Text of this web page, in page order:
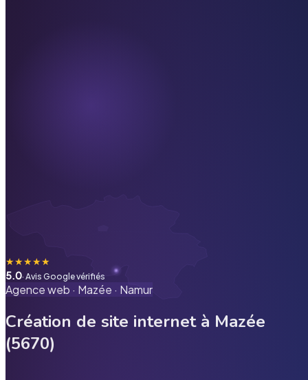
★★★★★
5.0· Avis Google vérifiés
Agence web · Mazée · Namur
Création de site internet à Mazée
(5670)